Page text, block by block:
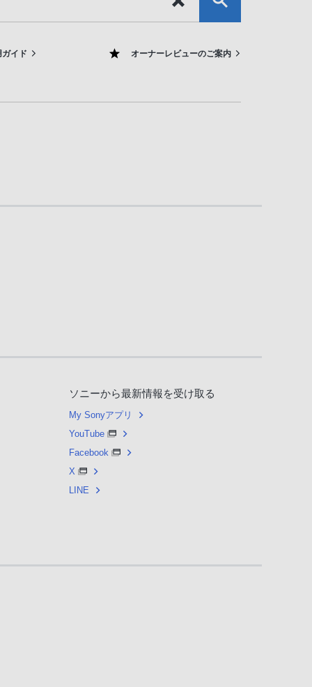
イド オーナーレビューのご案内
ソニーから最新情報を受け取る
My Sonyアプリ
YouTube
Facebook
X
LINE